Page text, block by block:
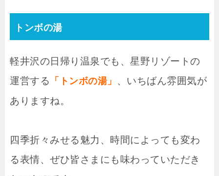
トンボの湯
軽井沢の日帰り温泉でも、星野リゾートの
運営する 「トンボの湯」
、いちばん雰囲気が
ありますね。
四季折々みせる魅力、時間によっても変わ
る表情、ぜひ皆さまにも味わっていただき